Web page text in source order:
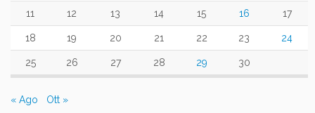
11 12 13 14 15 16 17
18 19 20 21 22 23 24
25 26 27 28 29 30
« Ago Ott »